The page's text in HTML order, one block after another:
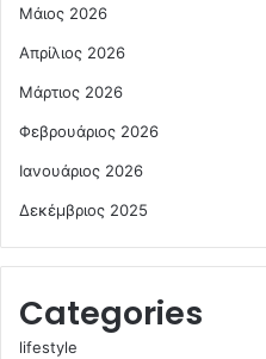
Μάιος 2026
Απρίλιος 2026
Μάρτιος 2026
Φεβρουάριος 2026
Ιανουάριος 2026
Δεκέμβριος 2025
Categories
lifestyle